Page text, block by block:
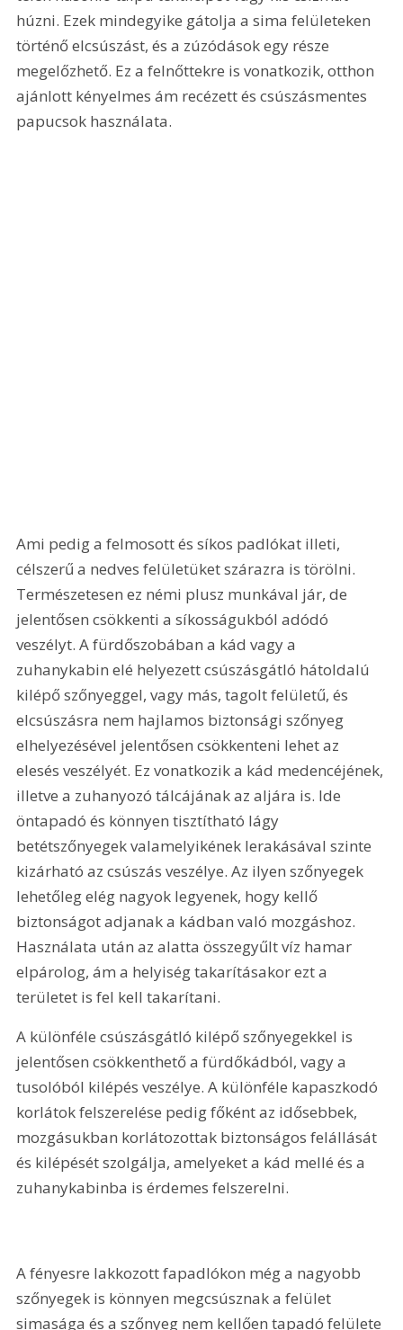
húzni. Ezek mindegyike gátolja a sima felületeken
történő elcsúszást, és a zúzódások egy része
megelőzhető. Ez a felnőttekre is vonatkozik, otthon
ajánlott kényelmes ám recézett és csúszásmentes
papucsok használata.
Ami pedig a felmosott és síkos padlókat illeti,
célszerű a nedves felületüket szárazra is törölni.
Természetesen ez némi plusz munkával jár, de
jelentősen csökkenti a síkosságukból adódó
veszélyt. A fürdőszobában a kád vagy a
zuhanykabin elé helyezett csúszásgátló hátoldalú
kilépő szőnyeggel, vagy más, tagolt felületű, és
elcsúszásra nem hajlamos biztonsági szőnyeg
elhelyezésével jelentősen csökkenteni lehet az
elesés veszélyét. Ez vonatkozik a kád medencéjének,
illetve a zuhanyozó tálcájának az aljára is. Ide
öntapadó és könnyen tisztítható lágy
betétszőnyegek valamelyikének lerakásával szinte
kizárható az csúszás veszélye. Az ilyen szőnyegek
lehetőleg elég nagyok legyenek, hogy kellő
biztonságot adjanak a kádban való mozgáshoz.
Használata után az alatta összegyűlt víz hamar
elpárolog, ám a helyiség takarításakor ezt a
területet is fel kell takarítani.
A különféle csúszásgátló kilépő szőnyegekkel is
jelentősen csökkenthető a fürdőkádból, vagy a
tusolóból kilépés veszélye. A különféle kapaszkodó
korlátok felszerelése pedig főként az idősebbek,
mozgásukban korlátozottak biztonságos felállását
és kilépését szolgálja, amelyeket a kád mellé és a
zuhanykabinba is érdemes felszerelni.
A fényesre lakkozott fapadlókon még a nagyobb
szőnyegek is könnyen megcsúsznak a felület
simasága és a szőnyeg nem kellően tapadó felülete